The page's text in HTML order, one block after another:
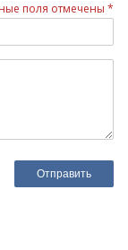
поля отмечены *